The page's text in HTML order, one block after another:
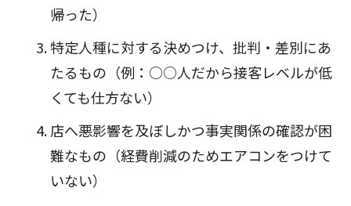
帰った）
特定人種に対する決めつけ、批判・差別にあ
たるもの（例：○○人だから接客レベルが低
くても仕方ない）
店へ悪影響を及ぼしかつ事実関係の確認が困
難なもの（経費削減のためエアコンをつけて
いない）